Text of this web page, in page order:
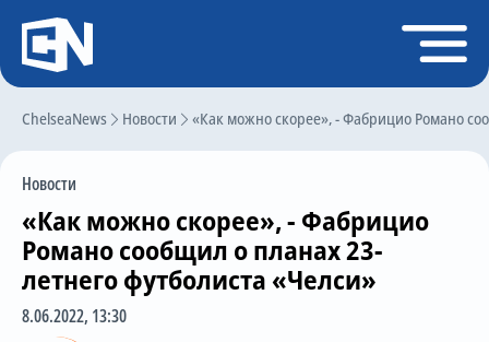
ChelseaNews Новости «Как можно скорее», - Фабрицио Романо
Новости
«Как можно скорее», - Фабрицио
Романо сообщил о планах 23-
летнего футболиста «Челси»
8.06.2022, 13:30
Регистрация
Главная
Трансферы
Слухи
История Челси